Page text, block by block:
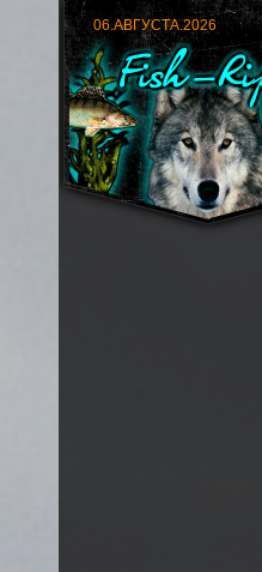
06.АВГУСТА.2026